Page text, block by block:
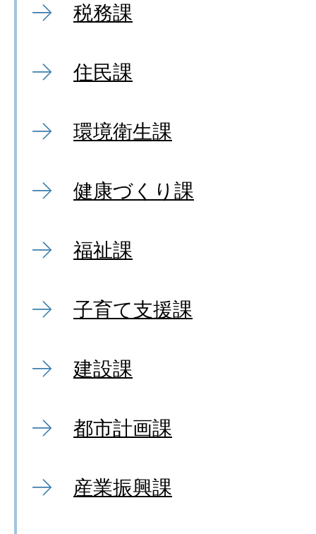
税務課
住民課
環境衛生課
健康づくり課
福祉課
子育て支援課
建設課
都市計画課
産業振興課